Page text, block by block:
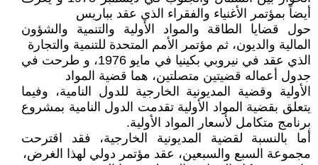
أيضاً بمؤتمر الأغنياء والفقراء الذي عقد بباريس
حول قضايا الطاقة والمواد الأولية والتنمية والشؤون
المالية والديون، ثم مؤتمر الأمم المتحدة للتنمية والتجارة
الذي عقد في نيروبي بكينيا في مايو 1976، و طرحت في
جدول أعماله قضيتين متصلتين، هما قضية المواد
الأولية وقضية المديونية الخارجية للدول النامية، وفيما
يتعلق بقضية المواد الأولية تقدمت الدول النامية بمشروع
برنامج متكامل لأسعار المواد الأولية.
أما بالنسبة لقضية المديونية الخارجية، فقد اقترحت
مجموعة السبع والسبعين، عقد مؤتمر دولي لهذا الغرض،